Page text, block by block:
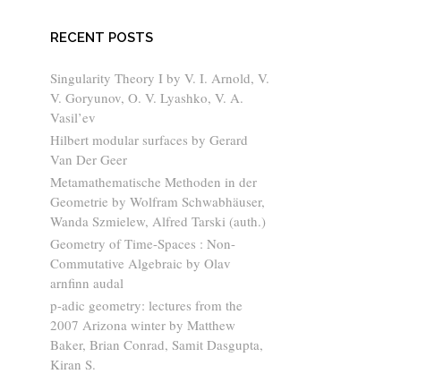
RECENT POSTS
Singularity Theory I by V. I. Arnold, V.
V. Goryunov, O. V. Lyashko, V. A.
Vasil’ev
Hilbert modular surfaces by Gerard
Van Der Geer
Metamathematische Methoden in der
Geometrie by Wolfram Schwabhäuser,
Wanda Szmielew, Alfred Tarski (auth.)
Geometry of Time-Spaces : Non-
Commutative Algebraic by Olav
arnfinn audal
p-adic geometry: lectures from the
2007 Arizona winter by Matthew
Baker, Brian Conrad, Samit Dasgupta,
Kiran S.